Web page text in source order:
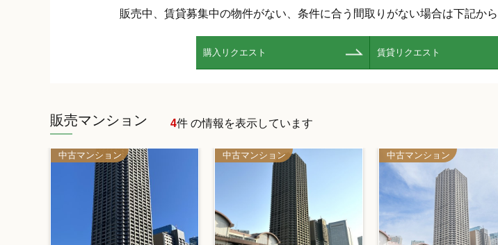
販売中、賃貸募集中の物件がない、条件に合う間取りがない場合は下記か
購入リクエスト 賃貸リクエスト
販売マンション 4件 の情報を表示しています
中古マンション 中古マンション 中古マンション